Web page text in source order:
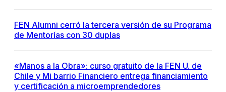
FEN Alumni cerró la tercera versión de su Programa
de Mentorías con 30 duplas
«Manos a la Obra»: curso gratuito de la FEN U. de
Chile y Mi barrio Financiero entrega financiamiento
y certificación a microemprendedores